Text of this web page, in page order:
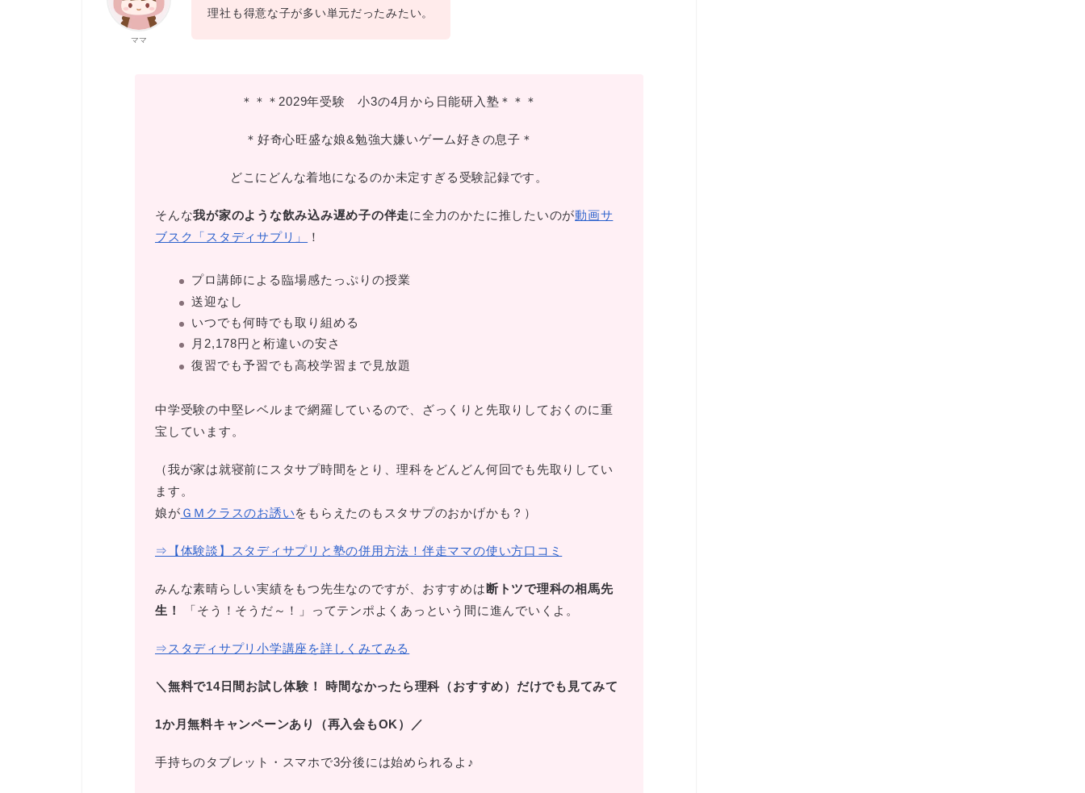
ママ
理社も得意な子が多い単元だったみたい。
＊＊＊2029年受験 小3の4月から日能研入塾＊＊＊
＊好奇心旺盛な娘&勉強大嫌いゲーム好きの息子＊
どこにどんな着地になるのか未定すぎる受験記録です。
そんな我が家のような飲み込み遅め子の伴走に全力のかたに推したいのが動画サ
ブスク「スタディサプリ」
！
プロ講師による臨場感たっぷりの授業
送迎なし
いつでも何時でも取り組める
月2,178円と桁違いの安さ
復習でも予習でも高校学習まで見放題
中学受験の中堅レベルまで網羅しているので、ざっくりと先取りしておくのに重
宝しています。
（我が家は就寝前にスタサプ時間をとり、理科をどんどん何回でも先取りしてい
ます。
娘が ＧＭクラスのお誘いをもらえたのもスタサプのおかげかも？）
⇒【体験談】スタディサプリと塾の併用方法！伴走ママの使い方口コミ
みんな素晴らしい実績をもつ先生なのですが、おすすめは 断トツで理科の相馬先
生！
「そう！そうだ～！」ってテンポよくあっという間に進んでいくよ。
⇒スタディサプリ小学講座を詳しくみてみる
＼無料で14日間お試し体験！ 時間なかったら理科（おすすめ）だけでも見てみて
1か月無料キャンペーンあり（再入会もOK）／
手持ちのタブレット・スマホで3分後には始められるよ♪